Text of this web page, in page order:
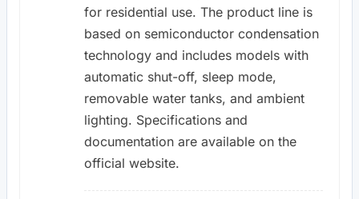
for residential use. The product line is
based on semiconductor condensation
technology and includes models with
automatic shut-off, sleep mode,
removable water tanks, and ambient
lighting. Specifications and
documentation are available on the
official website.